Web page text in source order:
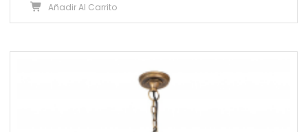
Añadir Al Carrito